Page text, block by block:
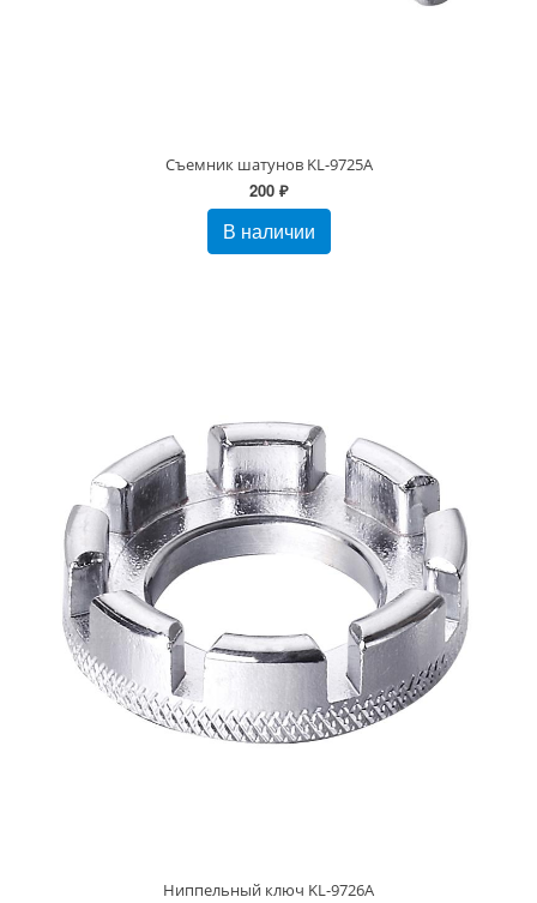
Съемник шатунов KL-9725A
200 ₽
В наличии
Ниппельный ключ KL-9726А